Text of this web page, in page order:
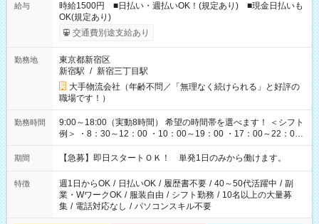
給与
時給1500円 ■日払い・週払いOK！(規定あり) ■現金日払いも
OK(規定あり)
交通費別途支給あり
勤務地
東京都新宿区
新宿駅 / 新宿三丁目駅
大手物流会社（年齢不問／「無理なく続けられる」と好評の
職場です！）
勤務時間
9:00～18:00（実動8時間） 希望の時間帯を選べます！ ＜シフト
例＞ ・8：30～12：00 ・10：00～19：00 ・17：00～22：00
・13：00～22：00 ・22：00～翌6：00 など
期間 【急募】即日スタートＯＫ！ 単発1日のみから働けます。
特徴 週1日からOK / 日払いOK / 履歴書不要 / 40～50代活躍中 / 副
業・WワークOK / 服装自由 / シフト勤務 / 10名以上の大量募
集 / 電話対応なし / パソコンスキル不要